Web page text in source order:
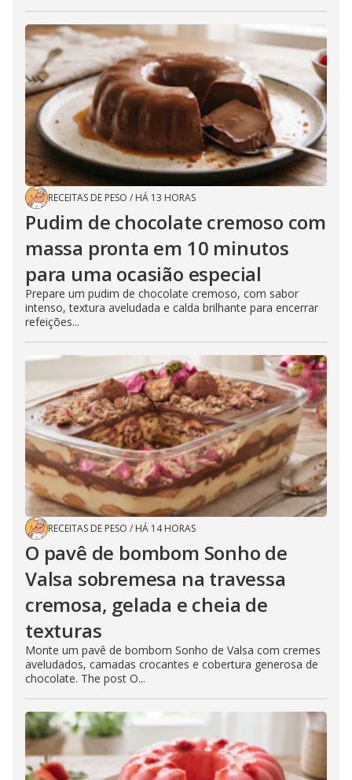
RECEITAS DE PESO / HÁ 13 HORAS
Pudim de chocolate cremoso com
massa pronta em 10 minutos
para uma ocasião especial
Prepare um pudim de chocolate cremoso, com sabor
intenso, textura aveludada e calda brilhante para encerrar
refeições...
RECEITAS DE PESO / HÁ 14 HORAS
O pavê de bombom Sonho de
Valsa sobremesa na travessa
cremosa, gelada e cheia de
texturas
Monte um pavê de bombom Sonho de Valsa com cremes
aveludados, camadas crocantes e cobertura generosa de
chocolate. The post O...